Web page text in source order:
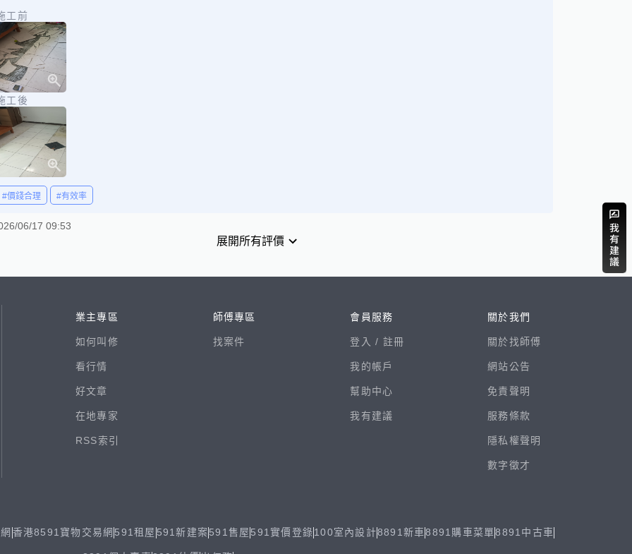
工前
工後
#價錢合理 #有效率
06/17 09:53
展開所有評價
業主專區
如何叫修
看行情
好文章
在地專家
RSS索引
師傅專區
找案件
會員服務
登入 / 註冊
我的帳戶
幫助中心
我有建議
關於我們
關於找師傅
網站公告
免責聲明
服務條款
隱私權聲明
數字徵才
香港8591寶物交易網 591租屋 591新建案591售屋 591實價登錄100室內設計8891新車8891購車菜單8891中古車